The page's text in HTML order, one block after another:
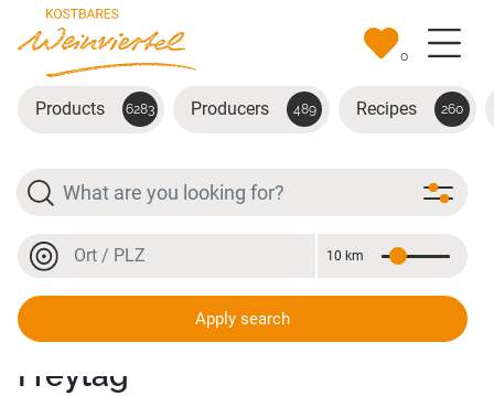
Skip to main content
0
Products 6283 Producers 489 Recipes 260
Search
Location or postal code
Distance
10 km
Apply search
Weingut und Buschenschank
Freytag